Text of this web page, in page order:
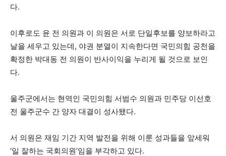
다.
이후로도 윤 전 의원과 이 의원은 서로 단일후보를 양보하라고
날을 세우고 있는데, 야권 분열이 지속한다면 국민의힘 공천을
확정한 박대동 전 의원이 반사이익을 누리게 될 것으로 보인
다.
울주군에서는 현역인 국민의힘 서범수 의원과 민주당 이선호
전 울주군수 간 양자 대결이 성사됐다.
서 의원은 재임 기간 지역 발전을 위해 이룬 성과들을 앞세워
‘일 잘하는 국회의원’임을 부각하고 있다.